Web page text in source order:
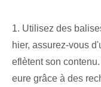
1.⁢ Utilisez des
hier, assurez-vous⁢
eflètent son‍
eure grâce à des